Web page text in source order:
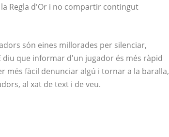
Regla d'Or i no compartir contingut
són eines millorades per silenciar,
que informar d'un jugador és més ràpid
més fàcil denunciar algú i tornar a la baralla,
al xat de text i de veu.